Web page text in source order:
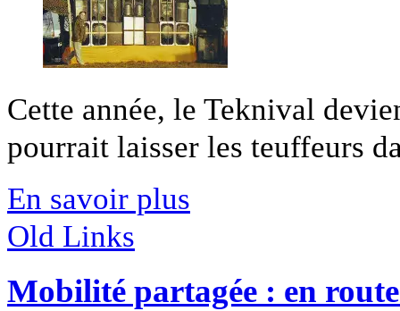
Cette année, le Teknival
pourrait laisser les teuffeurs
En savoir plus
Old Links
Mobilité partagée : en route